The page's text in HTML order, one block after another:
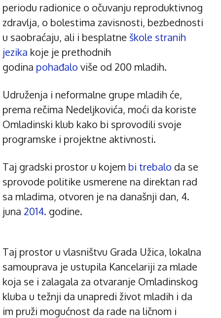
periodu radionice o očuvanju reproduktivnog
zdravlja, o bolestima zavisnosti, bezbednosti
u saobraćaju, ali i besplatne škole stranih
jezika koje je prethodnih
godina pohađalo više od 200 mladih.
Udruženja i neformalne grupe mladih će,
prema rečima Nedeljkovića, moći da koriste
Omladinski klub kako bi sprovodili svoje
programske i projektne aktivnosti.
Taj gradski prostor u kojem bi trebalo da se
sprovode politike usmerene na direktan rad
sa mladima, otvoren je na današnji dan, 4.
juna 2014. godine.
Taj prostor u vlasništvu Grada Užica, lokalna
samouprava je ustupila Kancelariji za mlade
koja se i zalagala za otvaranje Omladinskog
kluba u težnji da unapredi život mladih i da
im pruži mogućnost da rade na ličnom i